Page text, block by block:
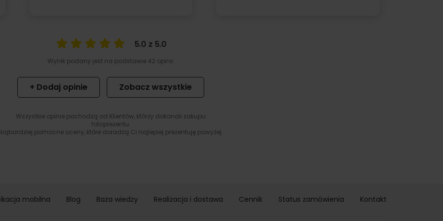
5.0 z 5.0
Wynik podany jest na podstawie 42 opinii.
+ Dodaj opinie Zobacz wszystkie
Wszystkie opinie pochodzą od Klientów, którzy dokonali zakupu
fotoprezentu.
pomocne oceny, które doradzą Ci najlepiej prezentuję powyżej.
mobilna Blog Baza wiedzy Realizacja i dostawa Cennik Status zamówienia Kontakt